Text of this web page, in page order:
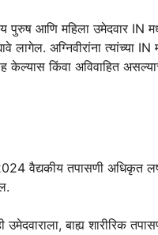
पुरुष आणि महिला उमेदवार IN
लागेल. अग्निवीरांना त्यांच्या IN
केल्यास किंवा अविवाहित
वैद्यकीय तपासणी अधिकृत
उमेदवाराला, बाह्य शारीरिक